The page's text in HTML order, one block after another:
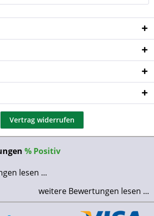
Vertrag widerrufen
% Positiv
lesen ...
weitere Bewertungen lesen ...